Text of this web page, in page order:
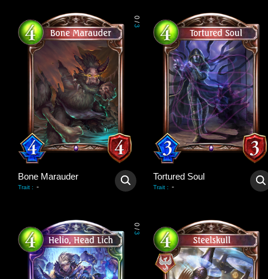
0
/
3
Bone Marauder
Trait : -
Tortured Soul
Trait : -
0
/
3